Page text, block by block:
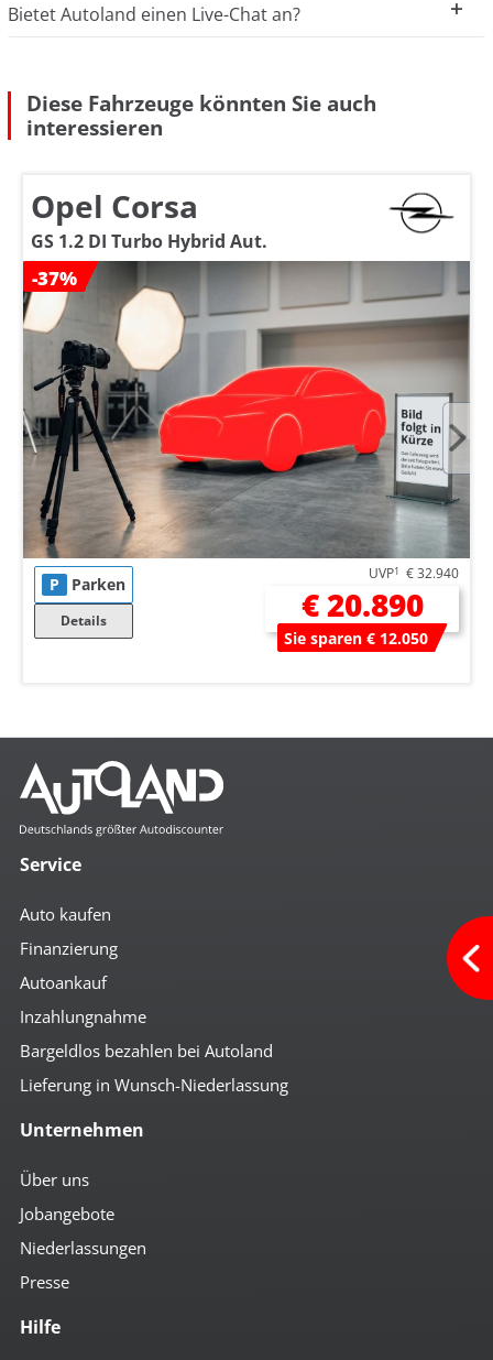
Bietet Autoland einen Live-Chat an?
Diese Fahrzeuge könnten Sie auch
interessieren
Opel Corsa
GS 1.2 DI Turbo Hybrid Aut.
-37%
P Parken
Details
UVP1 € 32.940
€ 20.890
Sie sparen € 12.050
Service
Auto kaufen
Finanzierung
Autoankauf
Inzahlungnahme
Bargeldlos bezahlen bei Autoland
Lieferung in Wunsch-Niederlassung
Unternehmen
Über uns
Jobangebote
Niederlassungen
Presse
Hilfe